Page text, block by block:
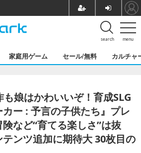
menu
search
家庭用ゲーム セール/無料 カルチャ
娘はかわいいぞ！育成SLG
カー : 予言の子供たち』プレ
など“育てる楽しさ”は抜
ンツ追加に期待大 30枚目の